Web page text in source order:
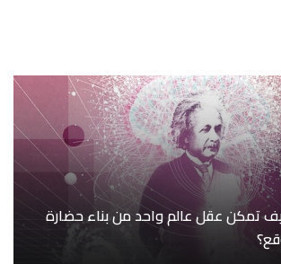
تمكن عقل عالم واحد من بناء حضارة